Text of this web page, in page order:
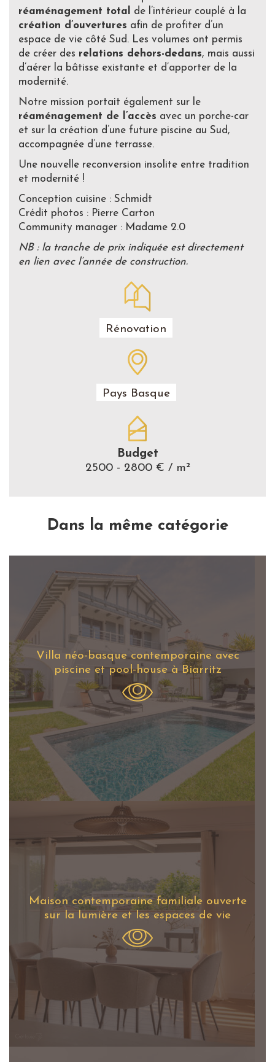
réaménagement total
de l’intérieur couplé à la
création d’ouvertures afin de profiter d’un
espace de vie côté Sud. Les volumes ont permis
de créer des relations dehors-dedans, mais aussi
d’aérer la bâtisse existante et d’apporter de la
modernité.
Notre mission portait également sur le
réaménagement de l’accès avec un porche-car
et sur la création d’une future piscine au Sud,
accompagnée d’une terrasse.
Une nouvelle reconversion insolite entre tradition
et modernité !
Conception cuisine : Schmidt
Crédit photos : Pierre Carton
Community manager : Madame 2.0
NB : la tranche de prix indiquée est directement
en lien avec l’année de construction.
Rénovation
Pays Basque
Budget
2500 - 2800 € / m²
Dans la même catégorie
Villa néo-basque contemporaine avec
piscine et pool-house à Biarritz
Maison contemporaine familiale ouverte
sur la lumière et les espaces de vie